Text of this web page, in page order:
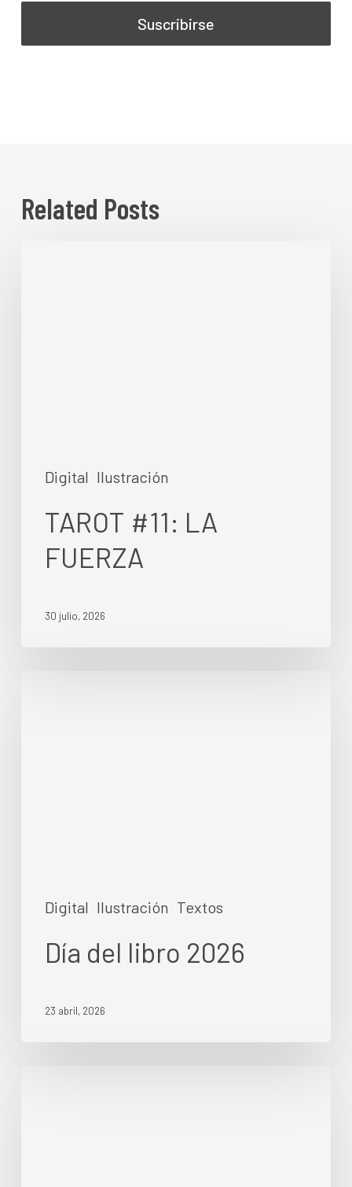
Related Posts
Digital Ilustración
TAROT #11: LA
FUERZA
30 julio, 2026
Digital Ilustración Textos
Día del libro 2026
23 abril, 2026